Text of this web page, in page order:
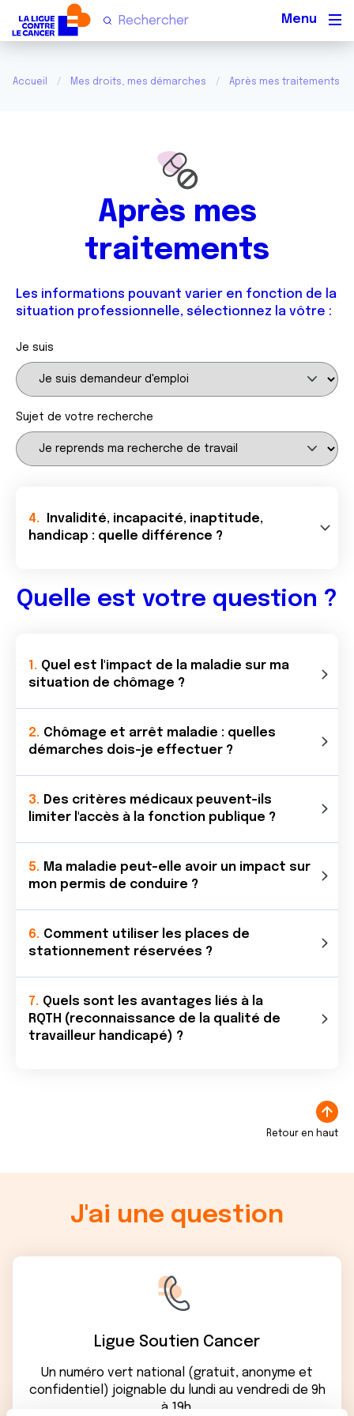
Accueil Mes droits, mes démarches Après mes traitements
Après mes
traitements
Les informations pouvant varier en fonction de la
situation professionnelle, sélectionnez la vôtre :
Je suis
Sujet de votre recherche
Quel est l'impact de la maladie sur ma
situation de chômage ?
Chômage et arrêt maladie : quelles
démarches dois-je effectuer ?
Des critères médicaux peuvent-ils
limiter l'accès à la fonction publique ?
Ma maladie peut-elle avoir un impact sur
mon permis de conduire ?
Comment utiliser les places de
stationnement réservées ?
Quels sont les avantages liés à la
RQTH (reconnaissance de la qualité de
travailleur handicapé) ?
Quelle est votre question ?
Invalidité, incapacité, inaptitude,
handicap : quelle différence ?
Retour en haut
J'ai une question
Ligue Soutien Cancer
Un numéro vert national (gratuit, anonyme et
confidentiel) joignable du lundi au vendredi de 9h
à 19h.